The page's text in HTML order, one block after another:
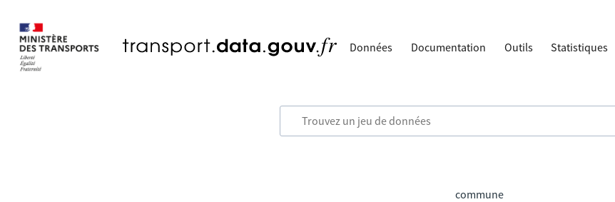
Données Documentation Outils Statistiques
commune